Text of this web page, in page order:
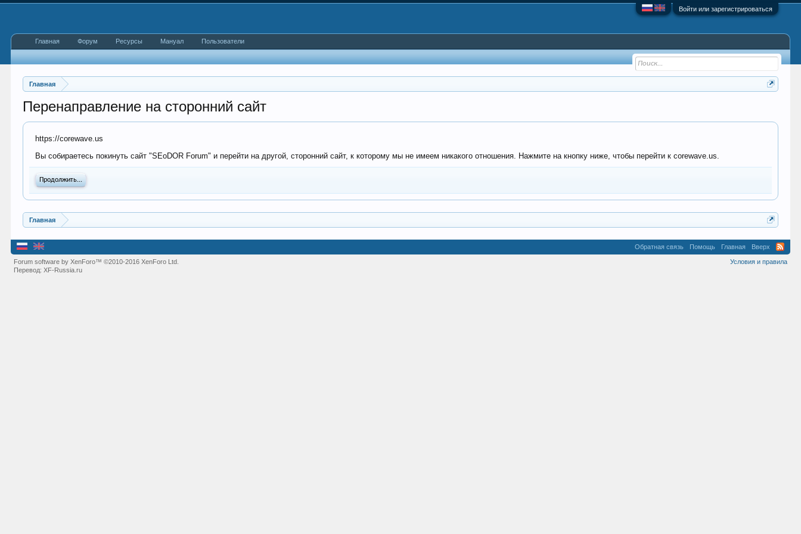
Войти или зарегистрироваться
Главная
Перенаправление на сторонний сайт
https://corewave.us
Вы собираетесь покинуть сайт "SEoDOR Forum" и перейти на другой, сторонний сайт, к которому мы не имеем никакого отношения. Нажмите на кнопку ниже, чтобы перейти к corewave.us.
Продолжить...
Главная
Главная Форум Ресурсы Мануал Пользователи
Обратная связь Помощь Главная Вверх
Условия и правила
Forum software by XenForo™©2010-2016 XenForo Ltd.
Перевод:XF-Russia.ru